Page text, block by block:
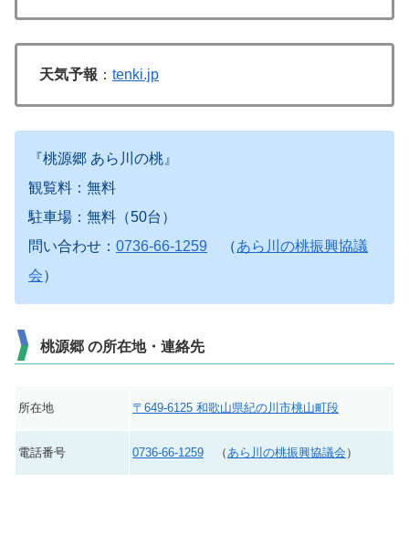
天気予報 ： tenki.jp
『桃源郷 あら川の桃』
観覧料：無料
駐車場：無料（50台）
問い合わせ： 0736-66-1259 （あら川の桃振興協議
会）
桃源郷 の所在地・連絡先
所在地 〒649-6125 和歌山県紀の川市桃山町段
電話番号 0736-66-1259 （あら川の桃振興協議会 ）